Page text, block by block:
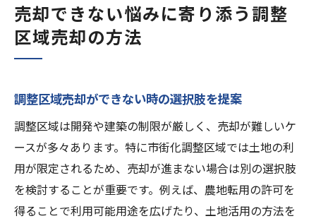
売却できない悩みに寄り添う調整
区域売却の方法
調整区域売却ができない時の選択肢を提案
調整区域は開発や建築の制限が厳しく、売却が難しいケ
ースが多々あります。特に市街化調整区域では土地の利
用が限定されるため、売却が進まない場合は別の選択肢
を検討することが重要です。例えば、農地転用の許可を
得ることで利用可能用途を広げたり、土地活用の方法を